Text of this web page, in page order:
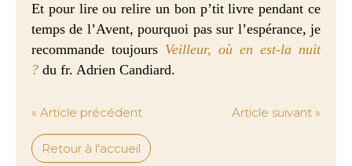
Et pour lire ou relire un bon p’tit livre pendant ce
temps de l’Avent, pourquoi pas sur l’espérance, je
recommande toujours Veilleur, où en est-la nuit
? du fr. Adrien Candiard.
« Article précédent Article suivant »
Retour à l'accueil